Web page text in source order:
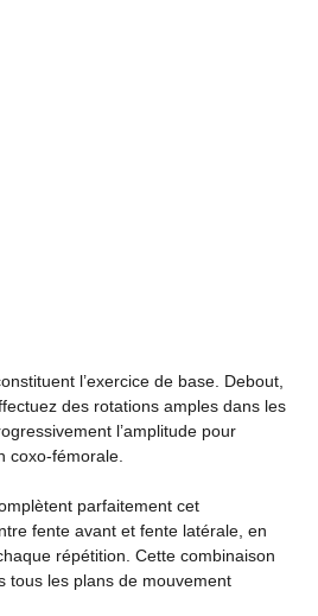
l’exercice de base. Debout,
des rotations amples dans les
l’amplitude pour
coxo-fémorale.
parfaitement cet
fente avant et fente latérale, en
répétition. Cette combinaison
tous les plans de mouvement